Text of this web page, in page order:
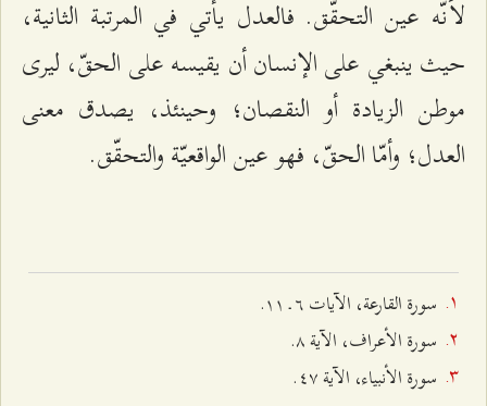
لأنّه عين التحقّق. فالعدل يأتي في المرتبة الثانية،
حيث ينبغي على الإنسان أن يقيسه على الحقّ، ليرى
موطن الزيادة أو النقصان؛ وحينئذ، يصدق معنى
العدل؛ وأمّا الحقّ، فهو عين الواقعيّة والتحقّق.
سورة القارعة، الآيات ٦ ـ ۱۱.
سورة الأعراف، الآية ۸.
سورة الأنبياء، الآية ٤۷.